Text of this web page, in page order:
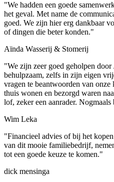
"We hadden een goede
het geval. Met name de
goed. We zijn hier erg dankbaar
of dingen die beter konden."
Aïnda Wasserij & Stomerij
"We zijn zeer goed geholpen
behulpzaam, zelfs in zijn eigen
vragen te beantwoorden van
thuis wonen en bezorgd waren
lof, zeker een aanrader.
Wim Leka
"Financieel advies of bij het
van dit mooie familiebedrijf,
tot een goede keuze te komen."
dick mensinga